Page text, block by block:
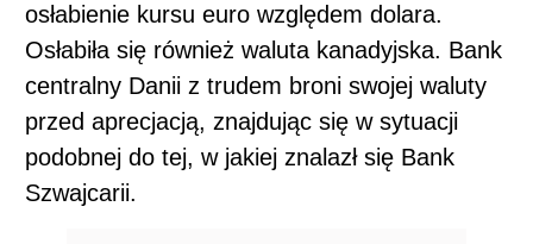
osłabienie kursu euro względem dolara.
Osłabiła się również waluta kanadyjska. Bank
centralny Danii z trudem broni swojej waluty
przed aprecjacją, znajdując się w sytuacji
podobnej do tej, w jakiej znalazł się Bank
Szwajcarii.